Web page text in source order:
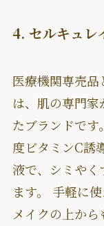
4. セルキュレ
医療機関専売品
は、肌の専門
たブランドで
度ビタミンC誘
液で、シミや
ます。 手軽に
メイクの上から